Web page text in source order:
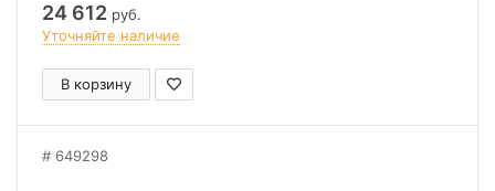
24 612 руб.
Уточняйте наличие
В корзину
649298